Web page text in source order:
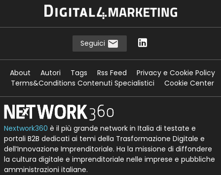
Seguici
About Autori Tags Rss Feed
Privacy e Cookie Policy
Terms&Conditions Contenuti Specialistici
Cookie Center
Nextwork360 è il più grande network in Italia di testate e
portali B2B dedicati ai temi della Trasformazione Digitale e
dell’Innovazione Imprenditoriale. Ha la missione di diffondere
la cultura digitale e imprenditoriale nelle imprese e pubbliche
amministrazioni italiane.